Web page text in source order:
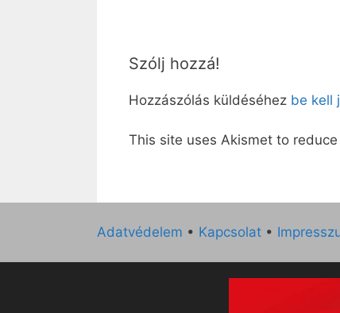
Szólj hozzá!
Hozzászólás küldéséhez be kell
This site uses Akismet to reduce
Adatvédelem • Kapcsolat •